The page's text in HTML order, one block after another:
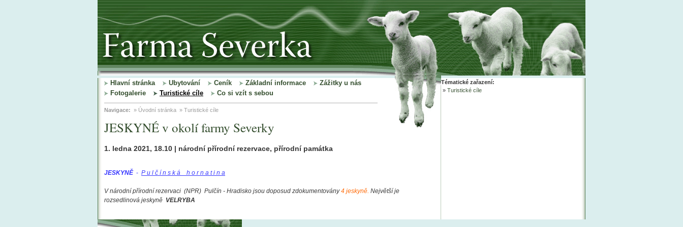
Hlavní stránka Ubytování Ceník Základní informace
Zážitky u nás
Fotogalerie
Turistické cíle Co si vzít s sebou
Navigace: » Úvodní stránka » Turistické cíle
JESKYNÉ v okolí farmy Severky
1. ledna 2021, 18.10 | národní přírodní rezervace, přírodní památka
JESKYNĚ - P u l č í n s k á h o r n a t i n a
V národní přírodní rezervaci (NPR) Pulčín - Hradisko jsou doposud zdokumentovány4 jeskyně. Největší je
rozsedlinová jeskyně VELRYBA
Tématické zařazení:
» Turistické cíle